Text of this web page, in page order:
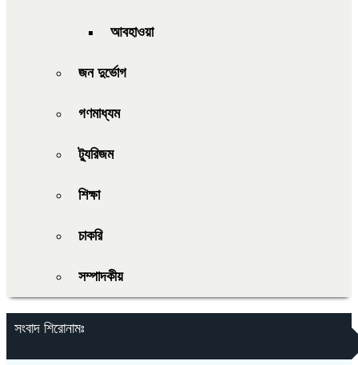
আবহাওয়া
জন দুর্ভোগ
গণমাধ্যম
ট্যুরিজম
শিক্ষা
চাকরি
সম্পাদকীয়
সংবাদ শিরোনামঃ